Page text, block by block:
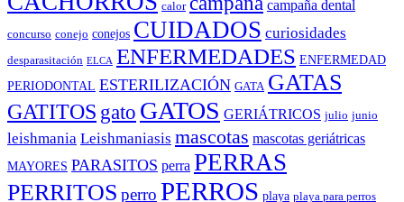
calor campaña dental
concurso conejo conejos CUIDADOS curiosidades
desparasitación ELCA ENFERMEDADES ENFERMEDAD
PERIODONTAL ESTERILIZACIÓN GATA GATAS
GATITOS gato GATOS GERIÁTRICOS julio junio
leishmania Leishmaniasis mascotas mascotas geriátricas
MAYORES PARASITOS perra PERRAS
PERRITOS perro PERROS playa playa para perros